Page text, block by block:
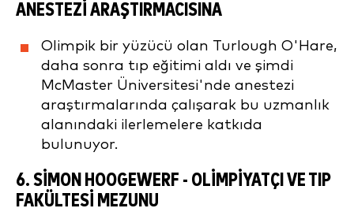
ANESTEZI ARAŞTIRMACISINA
Olimpik bir yüzücü olan Turlough O'Hare,
daha sonra tıp eğitimi aldı ve şimdi
McMaster Üniversitesi'nde anestezi
araştırmalarında çalışarak bu uzmanlık
alanındaki ilerlemelere katkıda
bulunuyor.
6. SIMON HOOGEWERF - OLIMPIYATÇI VE TIP
FAKÜLTESI MEZUNU